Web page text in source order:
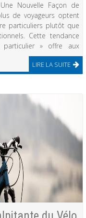
Nouvelle Façon de
de voyageurs optent
particuliers plutôt que
Cette tendance
» offre aux
LIRE LA SUITE